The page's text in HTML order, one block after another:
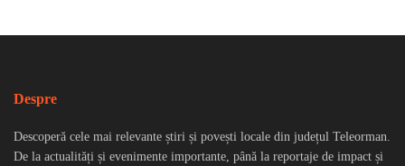
Despre
Descoperă cele mai relevante știri și povești locale din județul Teleorman.
De la actualități și evenimente importante, până la reportaje de impact și